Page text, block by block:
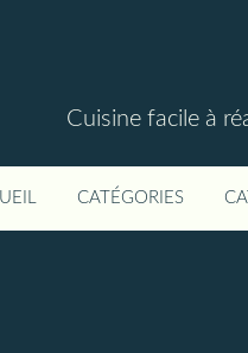
Cuisine facile à
CATÉGORIES